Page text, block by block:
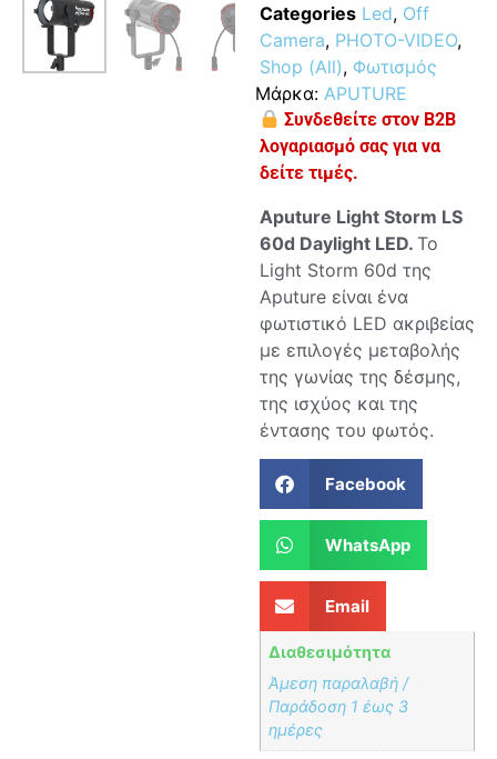
Categories Led, Off
Camera, PHOTO-VIDEO,
Shop (All), Φωτισμός
Μάρκα: APUTURE
Συνδεθείτε στον B2B
λογαριασμό σας για να
δείτε τιμές.
Aputure Light Storm LS
60d Daylight LED. Το
Light Storm 60d της
Aputure είναι ένα
φωτιστικό LED ακριβείας
με επιλογές μεταβολής
της γωνίας της δέσμης,
της ισχύος και της
έντασης του φωτός.
Facebook
WhatsApp
Email
Διαθεσιμότητα
Άμεση παραλαβή /
Παράδoση 1 έως 3
ημέρες